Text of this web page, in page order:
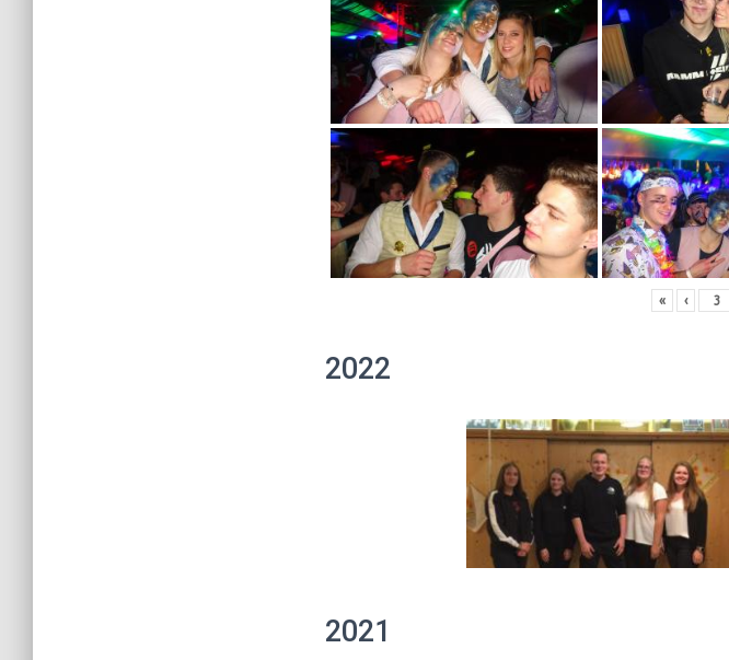
« ‹
2022
2021